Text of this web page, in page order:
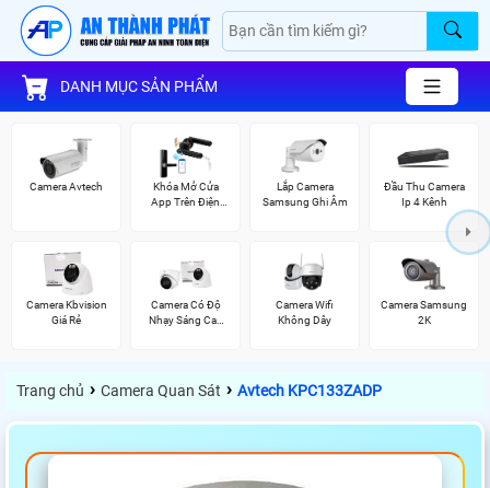
DANH MỤC SẢN PHẨM
Camera Avtech
Khóa Mở Cửa
App Trên Điện
Lắp Camera
Samsung Ghi Âm
Đầu Thu Camera
Ip 4 Kênh
Camera Kbvision
Giá Rẻ
Camera Có Độ
Nhạy Sáng Cao
Camera Wifi
Không Dây
Camera Samsung
2K
Trang chủ › Camera Quan Sát › Avtech KPC133ZADP